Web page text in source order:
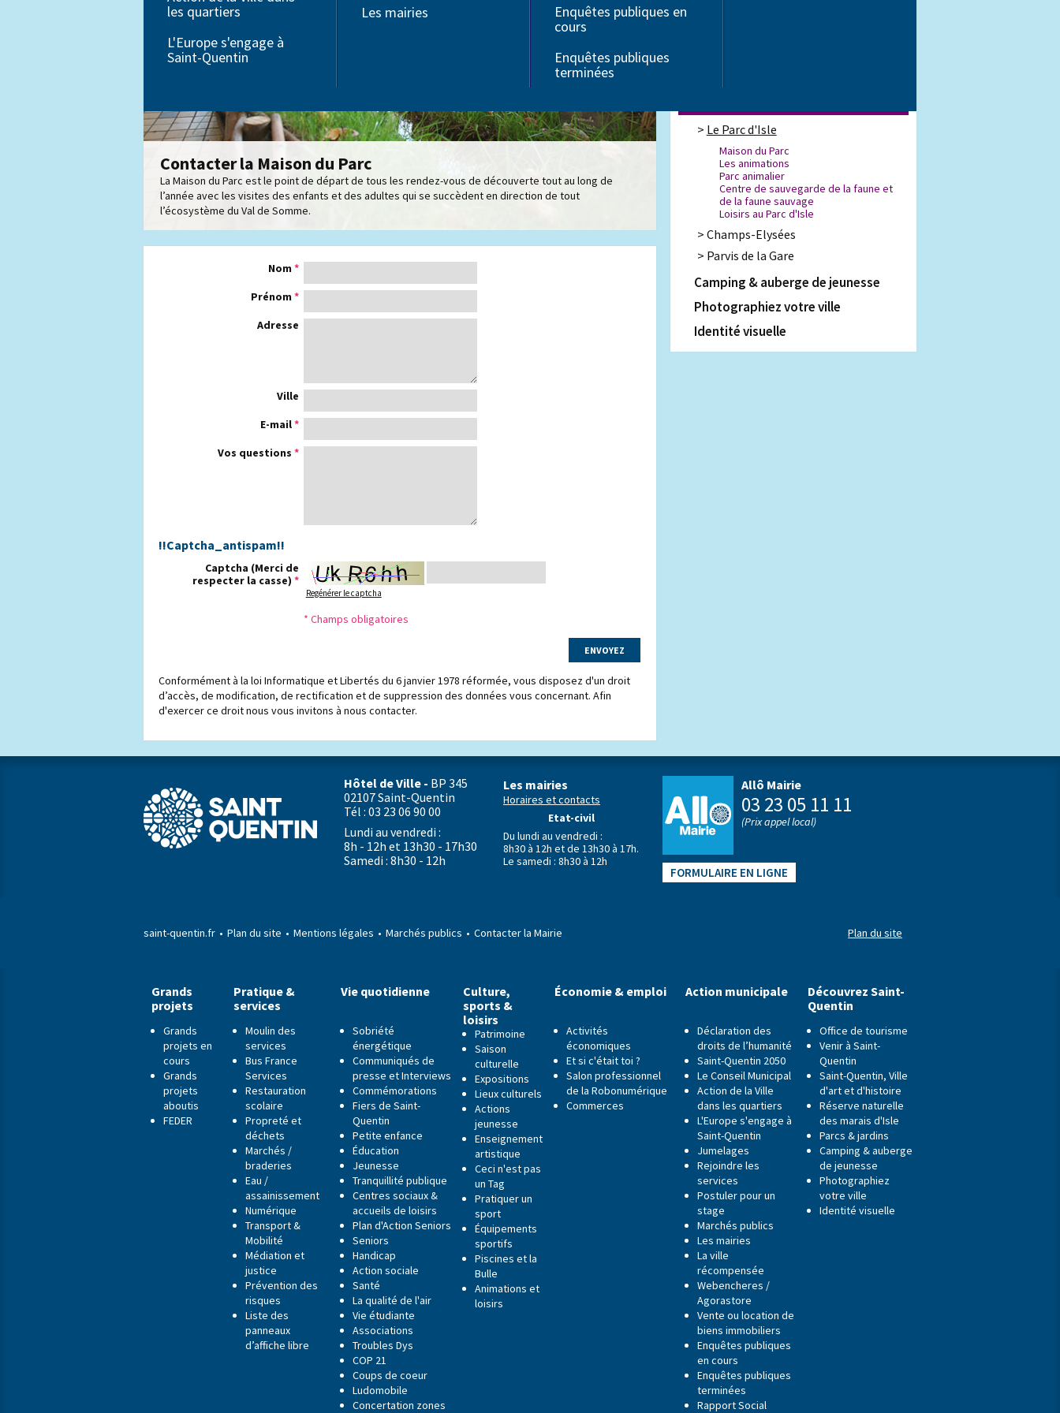
Éducation
Associations
les quartiers
L'Europe s'engage à
Saint-Quentin
Les mairies
Enquêtes publiques en
cours
Enquêtes publiques
terminées
Contacter la Maison du Parc
La Maison du Parc est le point de départ de tous les rendez-vous de découverte tout au long de
l’année avec les visites des enfants et des adultes qui se succèdent en direction de tout
l’écosystème du Val de Somme.
Nom *
Prénom *
Adresse
Ville
E-mail*
Vos questions *
!!Captcha_antispam!!
Captcha (Merci de
respecter la casse) *
Regénérer le captcha
* Champs obligatoires
Conformément à la loi Informatique et Libertés du 6 janvier 1978 réformée, vous disposez d'un droit
d’accès, de modification, de rectification et de suppression des données vous concernant. Afin
d'exercer ce droit nous vous invitons à nous contacter.
Le Parc d'Isle
Maison du Parc
Les animations
Parc animalier
Centre de sauvegarde de la faune et
de la faune sauvage
Loisirs au Parc d'Isle
Champs-Elysées
Parvis de la Gare
Camping & auberge de jeunesse
Photographiez votre ville
Identité visuelle
Hôtel de Ville - BP 345
02107 Saint-Quentin
Tél : 03 23 06 90 00
Lundi au vendredi :
8h - 12h et 13h30 - 17h30
Samedi : 8h30 - 12h
Les mairies
Horaires et contacts
Etat-civil
Du lundi au vendredi :
8h30 à 12h et de 13h30 à 17h.
Le samedi : 8h30 à 12h
Allô Mairie
03 23 05 11 11
(Prix appel local)
FORMULAIRE EN LIGNE
saint-quentin.fr Plan du site Mentions légales Marchés publics Contacter la Mairie Plan du site
Grands
projets
Grands
projets en
cours
Grands
projets
aboutis
FEDER
Pratique &
services
Moulin des
services
Bus France
Services
Restauration
scolaire
Propreté et
déchets
Marchés /
braderies
Eau /
assainissement
Numérique
Transport &
Mobilité
Médiation et
justice
Prévention des
risques
Liste des
panneaux
d’affiche libre
Vie quotidienne
Sobriété
énergétique
Communiqués de
presse et Interviews
Commémorations
Fiers de Saint-
Quentin
Petite enfance
Éducation
Jeunesse
Tranquillité publique
Centres sociaux &
accueils de loisirs
Plan d'Action Seniors
Seniors
Handicap
Action sociale
Santé
La qualité de l'air
Vie étudiante
Associations
Troubles Dys
COP 21
Coups de coeur
Ludomobile
Concertation zones
Culture,
sports &
loisirs
Patrimoine
Saison
culturelle
Expositions
Lieux culturels
Actions
jeunesse
Enseignement
artistique
Ceci n'est pas
un Tag
Pratiquer un
sport
Équipements
sportifs
Piscines et la
Bulle
Animations et
loisirs
Économie & emploi
Activités
économiques
Et si c'était toi ?
Salon professionnel
de la Robonumérique
Commerces
Action municipale
Déclaration des
droits de l’humanité
Saint-Quentin 2050
Le Conseil Municipal
Action de la Ville
dans les quartiers
L'Europe s'engage à
Saint-Quentin
Jumelages
Rejoindre les
services
Postuler pour un
stage
Marchés publics
Les mairies
La ville
récompensée
Webencheres /
Agorastore
Vente ou location de
biens immobiliers
Enquêtes publiques
en cours
Enquêtes publiques
terminées
Rapport Social
Découvrez Saint-
Quentin
Office de tourisme
Venir à Saint-
Quentin
Saint-Quentin, Ville
d'art et d'histoire
Réserve naturelle
des marais d'Isle
Parcs & jardins
Camping & auberge
de jeunesse
Photographiez
votre ville
Identité visuelle